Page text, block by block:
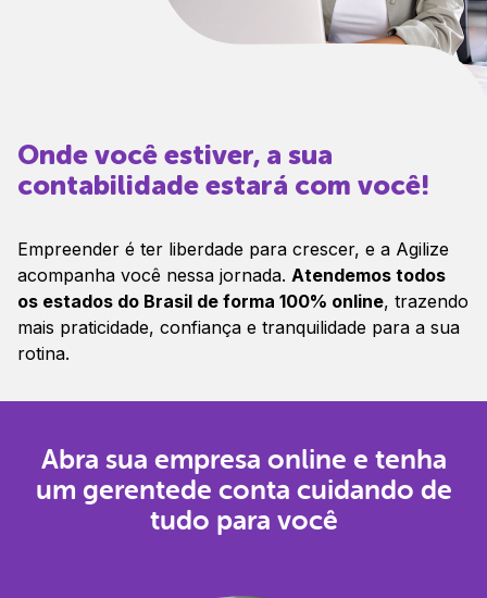
Onde você estiver, a sua
contabilidade estará com você!
Empreender é ter liberdade para crescer, e a Agilize
acompanha você nessa jornada. Atendemos todos
os estados do Brasil de forma 100% online, trazendo
mais praticidade, confiança e tranquilidade para a sua
rotina.
Abra sua empresa online e tenha
um gerentede conta cuidando de
tudo para você